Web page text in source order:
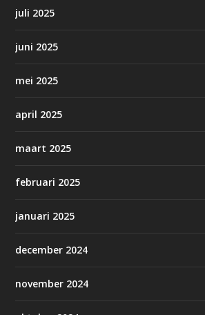
juli 2025
juni 2025
mei 2025
april 2025
maart 2025
februari 2025
januari 2025
december 2024
november 2024